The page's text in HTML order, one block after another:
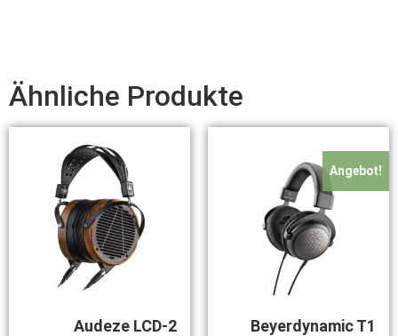
Ähnliche Produkte
Audeze LCD-2
Angebot!
Beyerdynamic T1